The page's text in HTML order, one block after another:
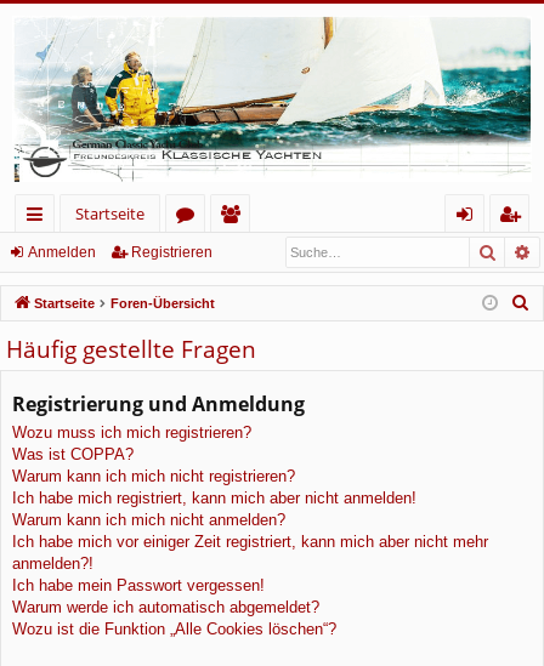
ch
ne
llz
ug
rif
f
Startseite
or
en
lie
de
r
m
el
eg
ist
rie
Anmelden Registrieren
Startseite Foren-Übersicht
Häufig gestellte Fragen
Registrierung und Anmeldung
Wozu muss ich mich registrieren?
Was ist COPPA?
Warum kann ich mich nicht registrieren?
Ich habe mich registriert, kann mich aber nicht anmelden!
Warum kann ich mich nicht anmelden?
Ich habe mich vor einiger Zeit registriert, kann mich aber nicht mehr
anmelden?!
Ich habe mein Passwort vergessen!
Warum werde ich automatisch abgemeldet?
Wozu ist die Funktion „Alle Cookies löschen“?